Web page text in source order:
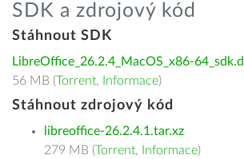
SDK a zdrojový kód
Stáhnout SDK
LibreOffice_26.2.4_MacOS_x86-
56 MB (Torrent, Informace)
Stáhnout zdrojový kód
libreoffice-26.2.4.1.tar.xz
279 MB (Torrent, Informace)